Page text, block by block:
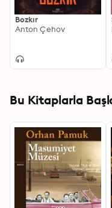
Bozkır
Anton Çehov
Bu Kitaplarla